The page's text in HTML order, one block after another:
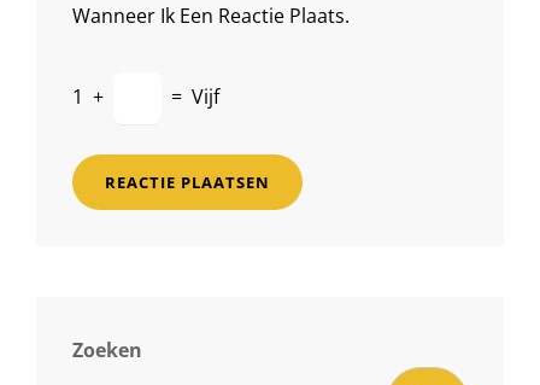
Wanneer Ik Een Reactie Plaats.
1 + = Vijf
Zoeken